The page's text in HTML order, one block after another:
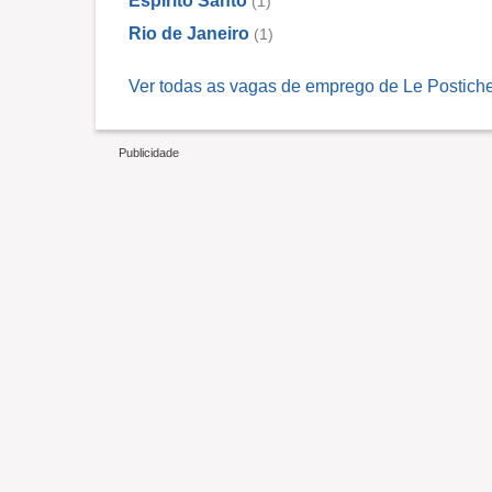
Rio de Janeiro (1)
Ver todas as vagas de emprego de Le